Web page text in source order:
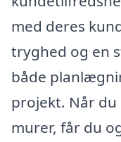
med deres
tryghed og en
både
projekt. Når du
murer, får du